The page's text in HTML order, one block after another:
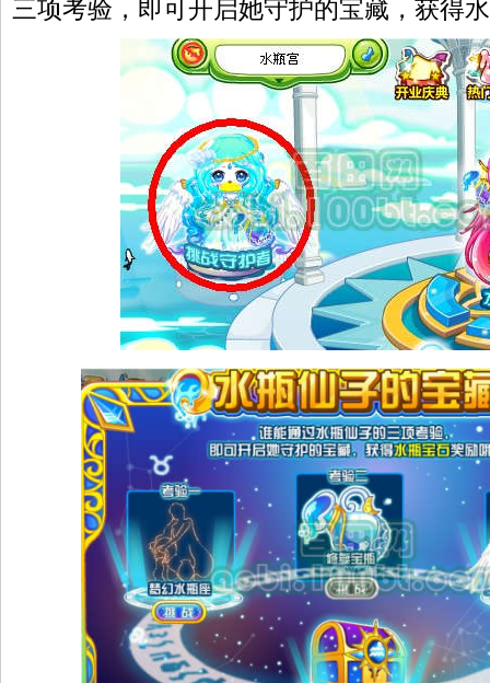
三项考验，即可开启她守护的宝藏，获得